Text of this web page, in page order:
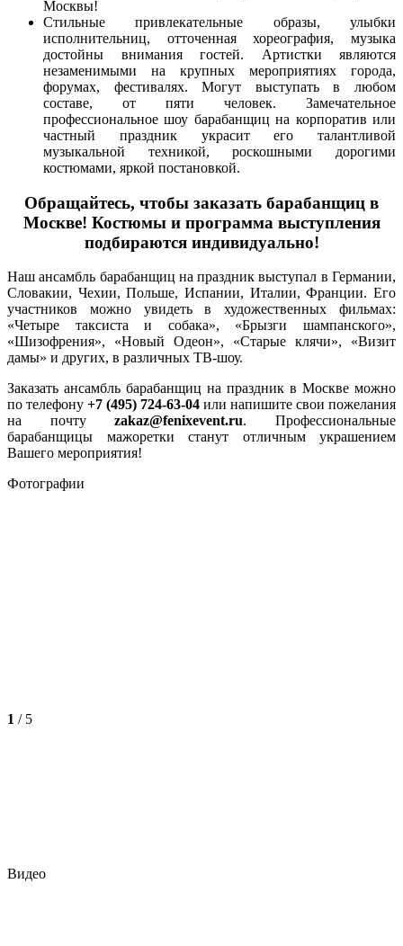
Москвы!
Стильные привлекательные образы, улыбки
исполнительниц, отточенная хореография, музыка
достойны внимания гостей. Артистки являются
незаменимыми на крупных мероприятиях города,
форумах, фестивалях. Могут выступать в любом
составе, от пяти человек. Замечательное
профессиональное шоу барабанщиц на корпоратив или
частный праздник украсит его талантливой
музыкальной техникой, роскошными дорогими
костюмами, яркой постановкой.
Обращайтесь, чтобы заказать барабанщиц в
Москве! Костюмы и программа выступления
подбираются индивидуально!
Наш ансамбль барабанщиц на праздник выступал в Германии,
Словакии, Чехии, Польше, Испании, Италии, Франции. Его
участников можно увидеть в художественных фильмах:
«Четыре таксиста и собака», «Брызги шампанского»,
«Шизофрения», «Новый Одеон», «Старые клячи», «Визит
дамы» и других, в различных ТВ-шоу.
Заказать ансамбль барабанщиц на праздник в Москве можно
по телефону +7 (495) 724-63-04 или напишите свои пожелания
на почтуzakaz@fenixevent.ru. Профессиональные
барабанщицы мажоретки станут отличным украшением
Вашего мероприятия!
Фотографии
1 / 5
Видео